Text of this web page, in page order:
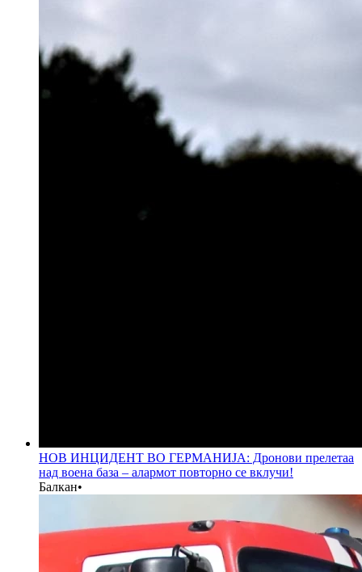
НОВ ИНЦИДЕНТ ВО ГЕРМАНИЈА: Дронови прелетаа
над воена база – алармот повторно се вклучи!
Балкан•